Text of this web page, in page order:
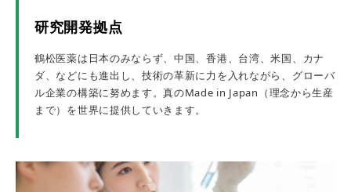
研究開発拠点
鶴松医薬は日本のみならず、中国、香港、台湾、米国、カナ
ダ、などにも進出し、技術の革新に力を入れながら、グローバ
ル企業の構築に努めます。真のMade in Japan（理念から生産
まで）を世界に提供していきます。